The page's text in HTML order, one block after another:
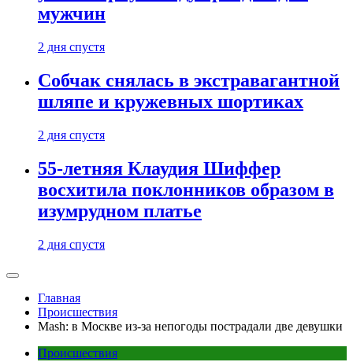
мужчин
2 дня спустя
Собчак снялась в экстравагантной
шляпе и кружевных шортиках
2 дня спустя
55-летняя Клаудия Шиффер
восхитила поклонников образом в
изумрудном платье
2 дня спустя
Главная
Происшествия
Mash: в Москве из-за непогоды пострадали две девушки
Происшествия